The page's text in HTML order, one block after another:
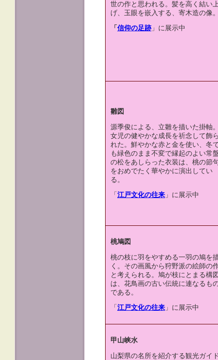
世の作と思われる。髪を高く結い
げ、玉眼を嵌入する、寄木造の像
「 信仰の足跡」に展示中
雛図
源季俊による、立雛を描いた掛軸
女児の健やかな成長を祈念して飾
れた。鮮やかな赤と金を使い、冬
も緑色のまま不変で縁起のよい常
の松をあしらった衣装は、桃の節
をおめでたく華やかに演出してい
る。
「 江戸文化の往来 」に展示中
桃鳩図
桃の枝に羽をやすめる一羽の鳩を
く。その画風から狩野派の絵師の
と考えられる。鳩が枝にとまる構
は、花鳥画の古い伝統に連なるも
である。
「 江戸文化の往来 」に展示中
甲山峡水
山梨県の名所を紹介する観光ガイ